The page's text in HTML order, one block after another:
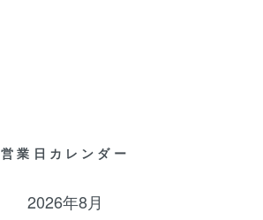
営業日カレンダー
2026年8月